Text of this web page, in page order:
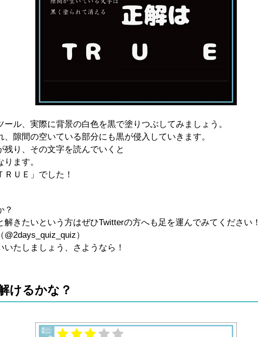
ル、実際に背景の白色を黒で塗りつぶしてみましょう。
隙間の空いている部分にも黒が侵入していきます。
残り、その文字を読んでいくと
ります。
ＲＵＥ」でした！
？
きたいという方はぜひTwitterの方へも足を運んでみてください！
）
たしましょう、さようなら！
けるかな？